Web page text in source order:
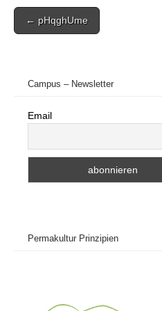
Post
navigation
← pHqghUme
Campus – Newsletter
Email
Permakultur Prinzipien